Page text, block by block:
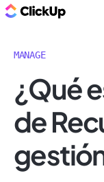
MANAGE
¿Qué
de